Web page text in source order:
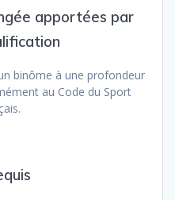
apportées par
binôme à une profondeur
au Code du Sport